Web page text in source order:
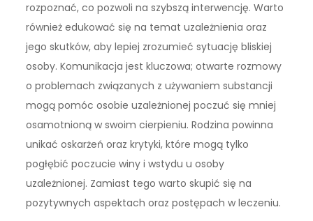
rozpoznać, co pozwoli na szybszą interwencję. Warto
również edukować się na temat uzależnienia oraz
jego skutków, aby lepiej zrozumieć sytuację bliskiej
osoby. Komunikacja jest kluczowa; otwarte rozmowy
o problemach związanych z używaniem substancji
mogą pomóc osobie uzależnionej poczuć się mniej
osamotnioną w swoim cierpieniu. Rodzina powinna
unikać oskarżeń oraz krytyki, które mogą tylko
pogłębić poczucie winy i wstydu u osoby
uzależnionej. Zamiast tego warto skupić się na
pozytywnych aspektach oraz postępach w leczeniu.